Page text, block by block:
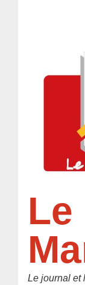
Le
Le journal et